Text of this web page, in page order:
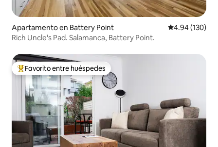
Apartamento en Battery Point Calificación
4.94 (130)
Rich Uncle's Pad. Salamanca, Battery Point.
Favorito entre huéspedes preferido
Favorito entre huéspedes